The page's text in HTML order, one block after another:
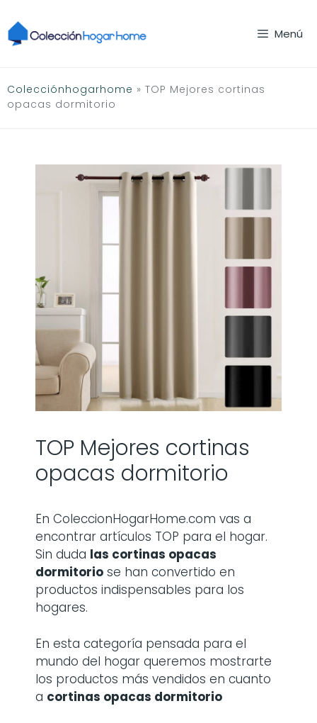
al
contenido
Menú
Colecciónhogarhome » TOP Mejores cortinas
opacas dormitorio
TOP Mejores cortinas
opacas dormitorio
En ColeccionHogarHome.com vas a
encontrar artículos TOP para el hogar.
Sin duda las cortinas opacas
dormitorio se han convertido en
productos indispensables para los
hogares.
En esta categoría pensada para el
mundo del hogar queremos mostrarte
los productos más vendidos en cuanto
a cortinas opacas dormitorio